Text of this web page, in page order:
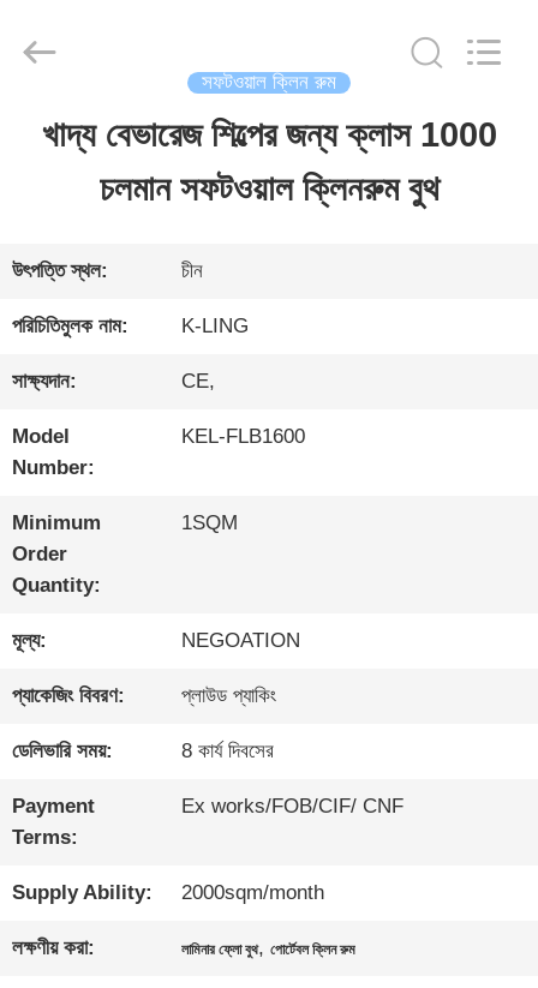
বাড়ি
আমাদের
সম্বন্ধে
কারখানা
পরিদর্শন
গুণমান
নিয়ন্ত্রণ
আমাদের
সাথে
যোগাযোগ
খবর
Purification
সফটওয়াল ক্লিন রুম
খাদ্য বেভারেজ শিল্পের জন্য ক্লাস 1000
চলমান সফটওয়াল ক্লিনরুম বুথ
উৎপত্তি স্থল: চীন
পরিচিতিমুলক নাম: K-LING
সাক্ষ্যদান: CE,
Model
Number:
KEL-FLB1600
Minimum
Order
Quantity:
1SQM
মূল্য: NEGOATION
প্যাকেজিং বিবরণ: প্লাউড প্যাকিং
ডেলিভারি সময়: 8 কার্য দিবসের
Payment
Terms:
Ex works/FOB/CIF/ CNF
Supply Ability: 2000sqm/month
লক্ষণীয় করা: লামিনার ফ্লো বুথ,পোর্টেবল ক্লিন রুম